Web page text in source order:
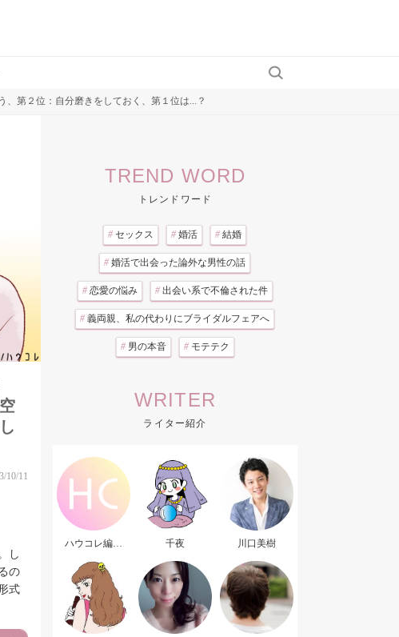
第２位：自分磨きをしておく、第１位は...？
10/11
し
の
式
TREND WORD
トレンドワード
# セックス # 婚活 # 結婚
# 婚活で出会った論外な男性の話
# 恋愛の悩み # 出会い系で不倫された件
# 義両親、私の代わりにブライダルフェアへ
# 男の本音 # モテテク
WRITER
ライター紹介
ハウコレ編集
千夜 川口美樹